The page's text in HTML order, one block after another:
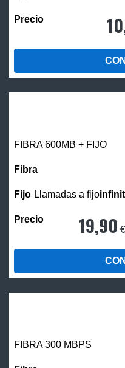
FIBRA 600MB + FIJO
Llamadas a fijo
19,90
FIBRA 300 MBPS